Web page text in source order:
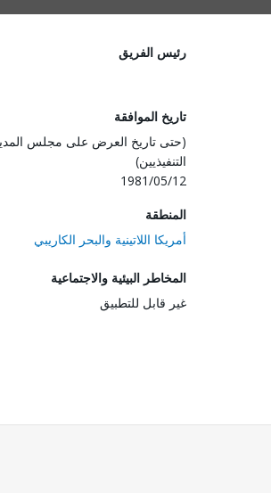
رئيس الفريق
تاريخ الموافقة
(حتى تاريخ العرض على مجلس
التنفيذيين)
1981/05/12
المنطقة
أمريكا اللاتينية والبحر الكاريبي
المخاطر البيئية والاجتماعية
غير قابل للتطبيق